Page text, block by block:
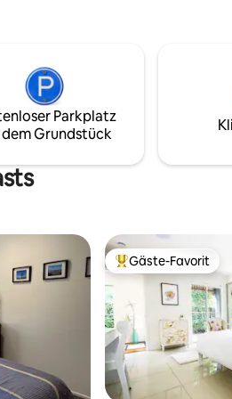
Komfort hat für uns
Lavazza-
sowie Twining-Tees
bereitgestellt. Das Badezimmer verfügt
zwei Personen und
Parkplatz
Grundstück
Beliebter Gäste-
Gäste-Favorit